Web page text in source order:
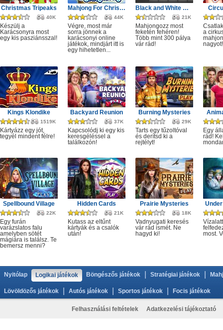
Christmas Tripeaks
40K
Készülj a
Karácsonyra most
egy kis pasziánsszal!
Mahjong For Christmas
44K
Végre, most már
sorra jönnek a
karácsonyi online
játékok, mindjárt itt is
egy hihetetlen...
Black and White Mahjong 3
21K
Mahjongozz most
feketén fehéren!
Több mint 300 pálya
vár rád!
a
nagyot!
Kings Klondike
1519K
Kártyázz egy jót,
tegyél mindent félre!
Backyard Reunion
37K
Kapcsolódj ki egy kis
keresgéléssel a
találkozón!
Burning Mysteries
29K
Tarts egy tűzoltóval
és derítsd ki a
rejtélyt!
Egy
rád!
Spellbound Village
22K
Egy furán
varázslatos falu
amelyben sötét
mágiára is találsz. Te
bemersz menni?
Hidden Cards
21K
Kutass az eltűnt
kártyák és a csalók
után!
Prairie Mysteries
18K
Vadnyugati keresés
vár rád ismét. Ne
hagyd ki!
most.
Nyitólap Logikai játékok Böngészős játékok Stratégiai játékok
Lövöldözős játékok Autós játékok Sportos játékok Focis játékok
Felhasználási feltételek Adatkezelési tájékoztató